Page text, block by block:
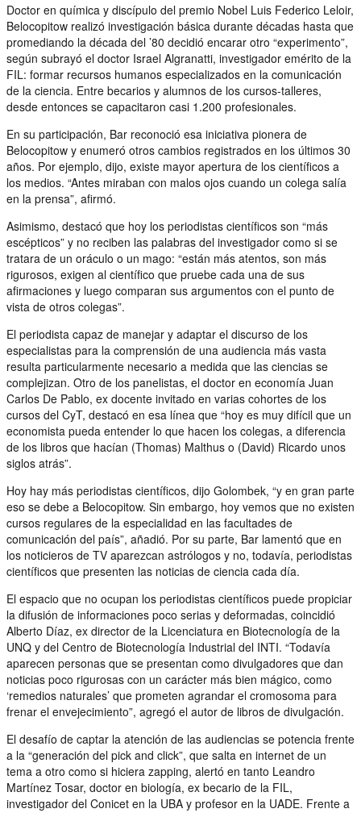
Doctor en química y discípulo del premio Nobel Luis Federico Leloir,
Belocopitow realizó investigación básica durante décadas hasta que
promediando la década del ’80 decidió encarar otro “experimento”,
según subrayó el doctor Israel Algranatti, investigador emérito de la
FIL: formar recursos humanos especializados en la comunicación
de la ciencia. Entre becarios y alumnos de los cursos-talleres,
desde entonces se capacitaron casi 1.200 profesionales.
En su participación, Bar reconoció esa iniciativa pionera de
Belocopitow y enumeró otros cambios registrados en los últimos 30
años. Por ejemplo, dijo, existe mayor apertura de los científicos a
los medios. “Antes miraban con malos ojos cuando un colega salía
en la prensa”, afirmó.
Asimismo, destacó que hoy los periodistas científicos son “más
escépticos” y no reciben las palabras del investigador como si se
tratara de un oráculo o un mago: “están más atentos, son más
rigurosos, exigen al científico que pruebe cada una de sus
afirmaciones y luego comparan sus argumentos con el punto de
vista de otros colegas”.
El periodista capaz de manejar y adaptar el discurso de los
especialistas para la comprensión de una audiencia más vasta
resulta particularmente necesario a medida que las ciencias se
complejizan. Otro de los panelistas, el doctor en economía Juan
Carlos De Pablo, ex docente invitado en varias cohortes de los
cursos del CyT, destacó en esa línea que “hoy es muy difícil que un
economista pueda entender lo que hacen los colegas, a diferencia
de los libros que hacían (Thomas) Malthus o (David) Ricardo unos
siglos atrás”.
Hoy hay más periodistas científicos, dijo Golombek, “y en gran parte
eso se debe a Belocopitow. Sin embargo, hoy vemos que no existen
cursos regulares de la especialidad en las facultades de
comunicación del país”, añadió. Por su parte, Bar lamentó que en
los noticieros de TV aparezcan astrólogos y no, todavía, periodistas
científicos que presenten las noticias de ciencia cada día.
El espacio que no ocupan los periodistas científicos puede propiciar
la difusión de informaciones poco serias y deformadas, coincidió
Alberto Díaz, ex director de la Licenciatura en Biotecnología de la
UNQ y del Centro de Biotecnología Industrial del INTI. “Todavía
aparecen personas que se presentan como divulgadores que dan
noticias poco rigurosas con un carácter más bien mágico, como
‘remedios naturales’ que prometen agrandar el cromosoma para
frenar el envejecimiento”, agregó el autor de libros de divulgación.
El desafío de captar la atención de las audiencias se potencia frente
a la “generación del pick and click”, que salta en internet de un
tema a otro como si hiciera zapping, alertó en tanto Leandro
Martínez Tosar, doctor en biología, ex becario de la FIL,
investigador del Conicet en la UBA y profesor en la UADE. Frente a